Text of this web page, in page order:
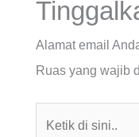
Alamat email
Ruas yang wajib